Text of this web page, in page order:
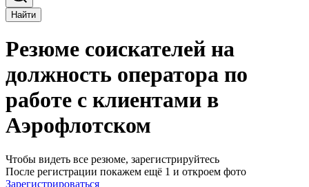
Найти
Резюме соискателей на
должность оператора по
работе с клиентами в
Аэрофлотском
Чтобы видеть все резюме, зарегистрируйтесь
После регистрации покажем ещё 1 и откроем фото
Зарегистрироваться